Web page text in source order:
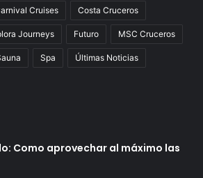
Cruises Costa Cruceros
Journeys Futuro MSC Cruceros
Spa Últimas Noticias
Como aprovechar al máximo las